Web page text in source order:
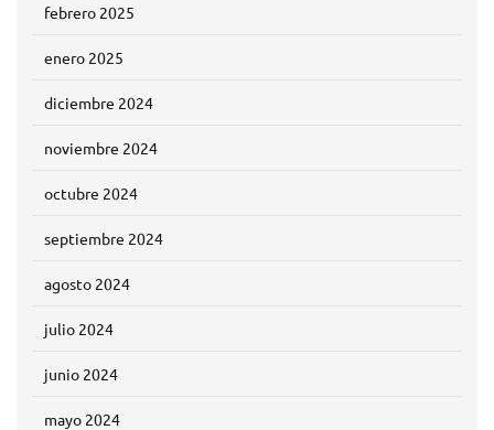
febrero 2025
enero 2025
diciembre 2024
noviembre 2024
octubre 2024
septiembre 2024
agosto 2024
julio 2024
junio 2024
mayo 2024